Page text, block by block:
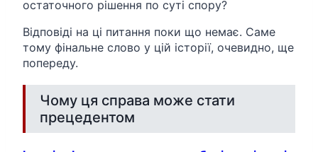
остаточного рішення по суті спору?
Відповіді на ці питання поки що немає. Саме
тому фінальне слово у цій історії, очевидно, ще
попереду.
Чому ця справа може стати
прецедентом